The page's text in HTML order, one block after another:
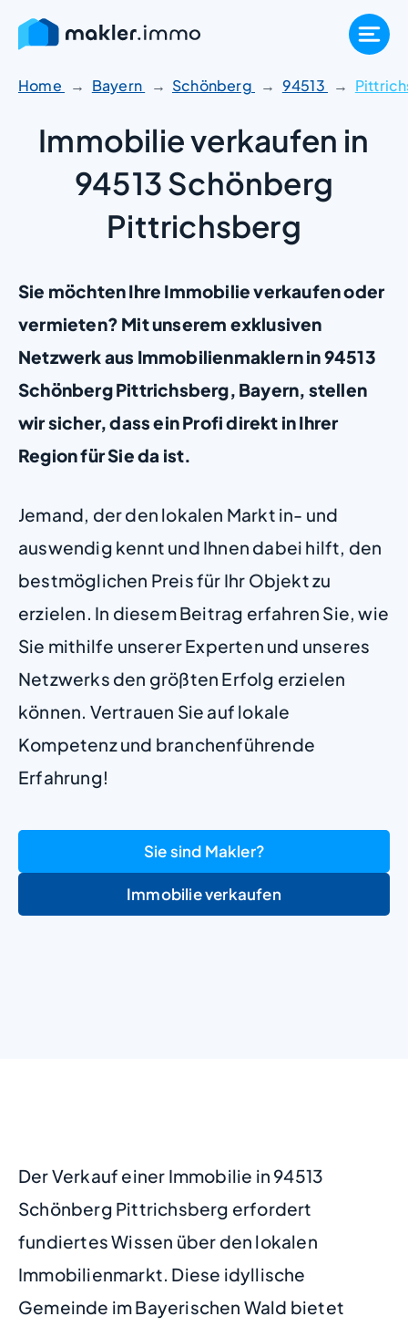
Zum
Inhalt
springen
Home Bayern Schönberg 94513
Immobilie verkaufen in
94513 Schönberg
Pittrichsberg
Sie möchten Ihre Immobilie verkaufen oder
vermieten? Mit unserem exklusiven
Netzwerk aus Immobilienmaklern in 94513
Schönberg Pittrichsberg, Bayern, stellen
wir sicher, dass ein Profi direkt in Ihrer
Region für Sie da ist.
Jemand, der den lokalen Markt in- und
auswendig kennt und Ihnen dabei hilft, den
bestmöglichen Preis für Ihr Objekt zu
erzielen. In diesem Beitrag erfahren Sie, wie
Sie mithilfe unserer Experten und unseres
Netzwerks den größten Erfolg erzielen
können. Vertrauen Sie auf lokale
Kompetenz und branchenführende
Erfahrung!
Sie sind Makler?
Immobilie verkaufen
Der Verkauf einer Immobilie in 94513
Schönberg Pittrichsberg erfordert
fundiertes Wissen über den lokalen
Immobilienmarkt. Diese idyllische
Gemeinde im Bayerischen Wald bietet